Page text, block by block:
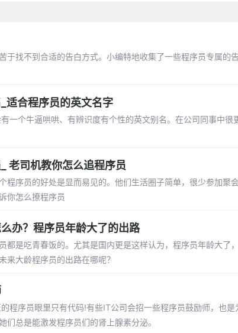
于找不到合适的告白方式。小编特地收集了一些程序员专属的
适合程序员的英文名字
一个牛逼哄哄、有辨识度有个性的英文别名。在公司同事中
老司机教你怎么追程序员
程序员的好处是显而易见的。他们生活圈子简单，很少参加聚
你怎么撩程序员
办？程序员年龄大了的出路
都是吃青春饭的。尤其是国内更是这样认为，程序员年龄大了
来大龄程序员的出路在哪呢？
程序员眼里只有代码!有些IT公司会招一些程序员鼓励师，也
们总是能激发程序员们的肾上腺素分泌。